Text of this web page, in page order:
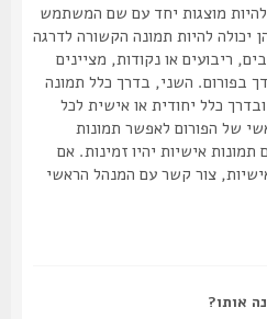
מוצגות יחד עם שם המשתמש
להיות תמונה הקשורה לדרגה
או נקודות, מציינים
השני, בדרך כלל תמונה
כלל יחודית או אישית לכל
הפורום לאפשר תמונות
אישיות יהיו זמינות. אם
צור קשר עם המנהל הראשי